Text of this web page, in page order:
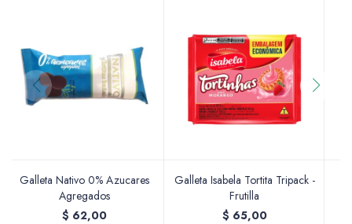
Galleta Nativo 0% Azucares
Agregados
$ 62,00
Galleta Isabela Tortita Tripack -
Frutilla
$ 65,00
Pinturas